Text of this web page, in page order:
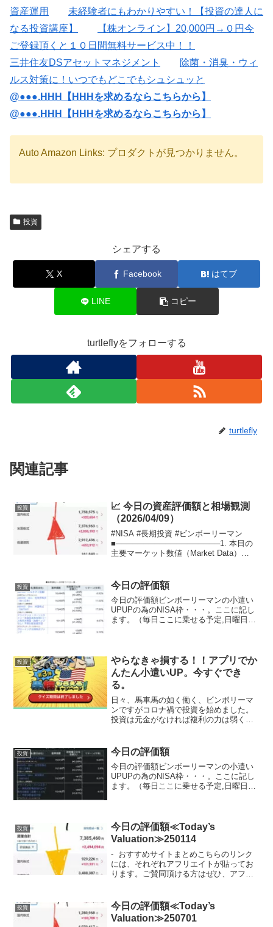
資産運用
未経験者にもわかりやすい！【投資の達人に
なる投資講座】
【株オンライン】20,000円→０円今
ご登録頂くと１０日間無料サービス中！！
三井住友DSアセットマネジメント
除菌・消臭・ウィ
ルス対策に！いつでもどこでもシュシュッと
@●●●.HHH【HHHを求めるならこちらから】
@●●●.HHH【HHHを求めるならこちらから】
Auto Amazon Links: プロダクトが見つかりません。
投資
シェアする
X Facebook はてブ
LINE コピー
turtleflyをフォローする
turtlefly
関連記事
投資
📈 今日の資産評価額と相場観測
（2026/04/09）
#NISA #長期投資 #ビンボーリーマン
■───────────────────1. 本日の
主要マーケット数値（Market Data）
要指標日...
投資 今日の評価額
今日の評価額ビンボーリーマンの小遣い
UPUPの為のNISA枠・・・。ここに記し
ます。（毎日ここに乗せる予定,日曜日と
天証券を使用してます...
投資
やらなきゃ損する！！アプリでか
んたん小遣いUP。今すぐでき
る。
日々、馬車馬の如く働く、ビンボリーマ
ンですがコロナ禍で投資を始めました。
投資は元金がなければ複利の力は弱くほ
得たものは、子供の教育費へ日々の生活
に！！じゃ何の為の投資？...
投資 今日の評価額
今日の評価額ビンボーリーマンの小遣い
UPUPの為のNISA枠・・・。ここに記し
ます。（毎日ここに乗せる予定,日曜日と
天証券を使用してます...
投資
今日の評価額≪Today’s
Valuation≫250114
- おすすめサイトまとめこちらのリンク
には、それぞれアフリエイトが貼ってお
ります。ご賛同頂ける方はぜひ、アフリ
UPのためにNISA枠を使ってどの銘柄に
投資している...
投資
今日の評価額≪Today’s
Valuation≫250701